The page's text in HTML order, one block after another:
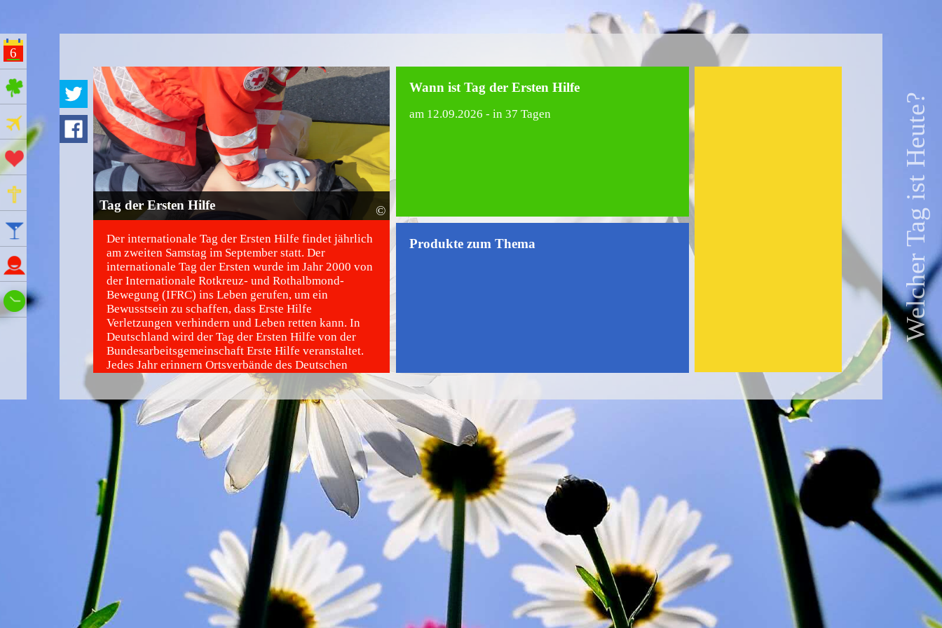
Welcher Tag ist Heute?
6
ges Feiertage
Ferien
Aktionstage
Gedenktage
Namenstage
Wie spät ist es?
Tag der Ersten Hilfe ©
Der internationale Tag der Ersten Hilfe findet jährlich
am zweiten Samstag im September statt. Der
internationale Tag der Ersten wurde im Jahr 2000 von
der Internationale Rotkreuz- und Rothalbmond-
Bewegung (IFRC) ins Leben gerufen, um ein
Bewusstsein zu schaffen, dass Erste Hilfe
Verletzungen verhindern und Leben retten kann. In
Deutschland wird der Tag der Ersten Hilfe von der
Bundesarbeitsgemeinschaft Erste Hilfe veranstaltet.
Jedes Jahr erinnern Ortsverbände des Deutschen
Roten Kreuzes an die Auffrischung des erste Hilfe
Kurses.
Wann ist Tag der Ersten Hilfe
am 12.09.2026 - in 37 Tagen
Produkte zum Thema